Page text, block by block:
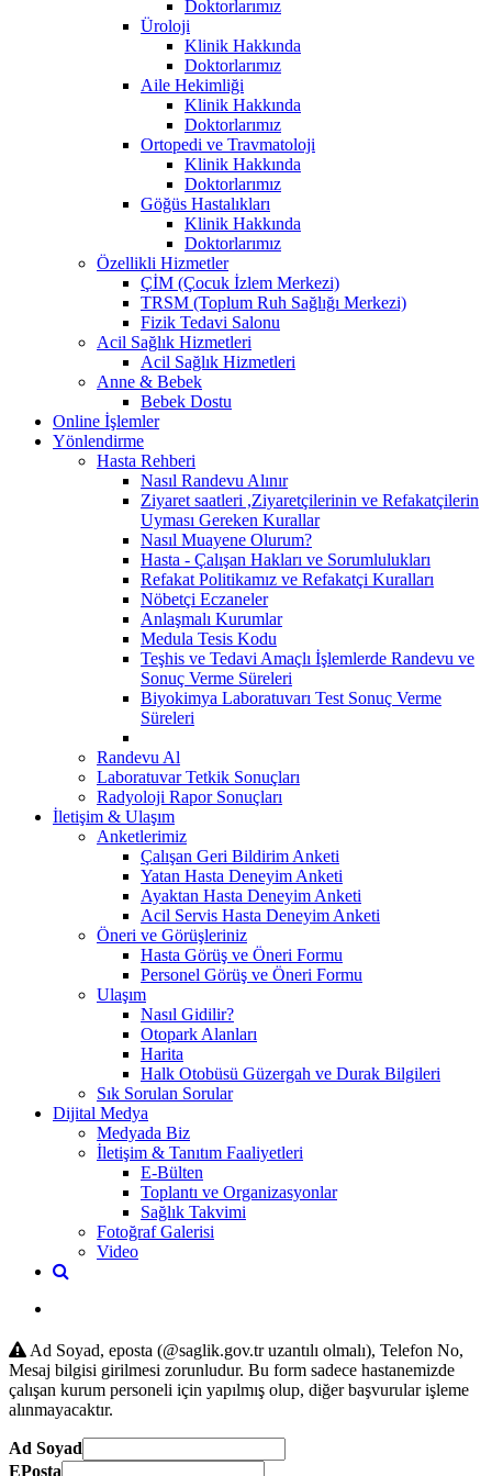
Doktorlarımız
Üroloji
Klinik Hakkında
Doktorlarımız
Aile Hekimliği
Klinik Hakkında
Doktorlarımız
Ortopedi ve Travmatoloji
Klinik Hakkında
Doktorlarımız
Göğüs Hastalıkları
Klinik Hakkında
Doktorlarımız
Özellikli Hizmetler
ÇİM (Çocuk İzlem Merkezi)
TRSM (Toplum Ruh Sağlığı Merkezi)
Fizik Tedavi Salonu
Acil Sağlık Hizmetleri
Acil Sağlık Hizmetleri
Anne & Bebek
Bebek Dostu
Online İşlemler
Yönlendirme
Hasta Rehberi
Nasıl Randevu Alınır
Ziyaret saatleri ,Ziyaretçilerinin ve Refakatçilerin
Uyması Gereken Kurallar
Nasıl Muayene Olurum?
Hasta - Çalışan Hakları ve Sorumlulukları
Refakat Politikamız ve Refakatçi Kuralları
Nöbetçi Eczaneler
Anlaşmalı Kurumlar
Medula Tesis Kodu
Teşhis ve Tedavi Amaçlı İşlemlerde Randevu ve
Sonuç Verme Süreleri
Biyokimya Laboratuvarı Test Sonuç Verme
Süreleri
Randevu Al
Laboratuvar Tetkik Sonuçları
Radyoloji Rapor Sonuçları
İletişim & Ulaşım
Anketlerimiz
Çalışan Geri Bildirim Anketi
Yatan Hasta Deneyim Anketi
Ayaktan Hasta Deneyim Anketi
Acil Servis Hasta Deneyim Anketi
Öneri ve Görüşleriniz
Hasta Görüş ve Öneri Formu
Personel Görüş ve Öneri Formu
Ulaşım
Nasıl Gidilir?
Otopark Alanları
Harita
Halk Otobüsü Güzergah ve Durak Bilgileri
Sık Sorulan Sorular
Dijital Medya
Medyada Biz
İletişim & Tanıtım Faaliyetleri
E-Bülten
Toplantı ve Organizasyonlar
Sağlık Takvimi
Fotoğraf Galerisi
Video
Ad Soyad, eposta (@saglik.gov.tr uzantılı olmalı), Telefon No,
Mesaj bilgisi girilmesi zorunludur. Bu form sadece hastanemizde
çalışan kurum personeli için yapılmış olup, diğer başvurular işleme
alınmayacaktır.
Ad Soyad
EPosta